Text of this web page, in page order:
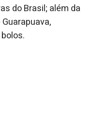
do Brasil; além da